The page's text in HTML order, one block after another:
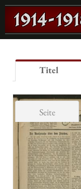
Titel
Seite